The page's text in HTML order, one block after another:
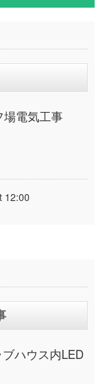
電気工事
12:00
ハウス内LED